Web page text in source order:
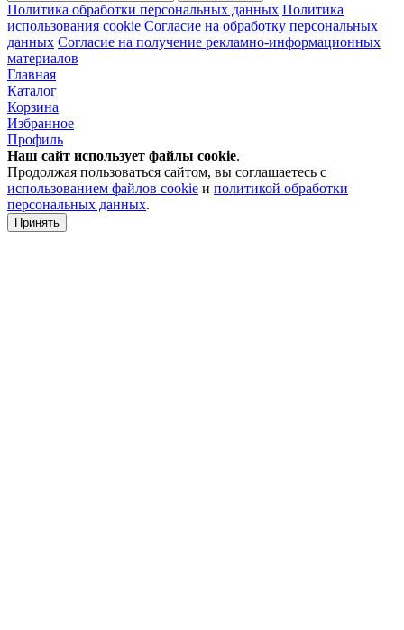
Политика обработки персональных данных Политика
использования cookie Согласие на обработку персональных
данных Согласие на получение рекламно-информационных
материалов
Главная
Каталог
Корзина
Избранное
Профиль
Наш сайт использует файлы cookie.
Продолжая пользоваться сайтом, вы соглашаетесь с
использованием файлов cookie и политикой обработки
персональных данных.
Принять